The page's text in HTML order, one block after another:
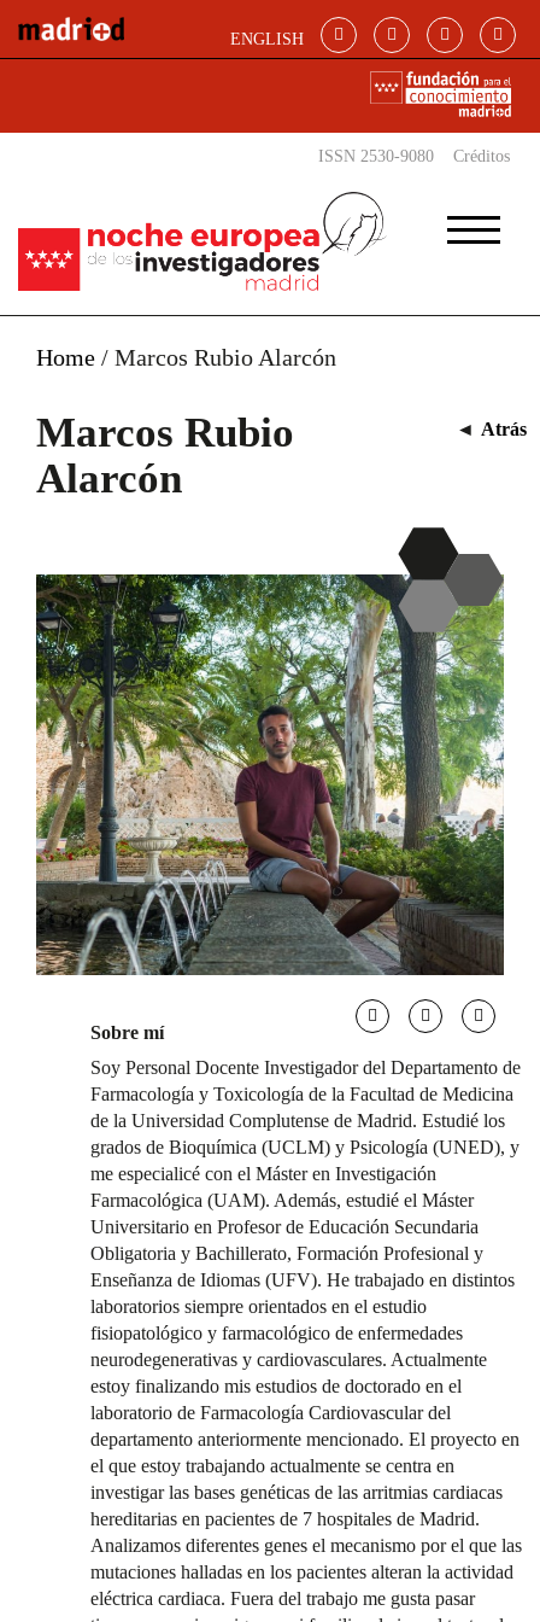
ENGLISH
ISSN 2530-9080 Créditos
Home / Marcos Rubio Alarcón
Marcos Rubio
Alarcón
◄ Atrás
Sobre mí
Soy Personal Docente Investigador del Departamento de
Farmacología y Toxicología de la Facultad de Medicina
de la Universidad Complutense de Madrid. Estudié los
grados de Bioquímica (UCLM) y Psicología (UNED), y
me especialicé con el Máster en Investigación
Farmacológica (UAM). Además, estudié el Máster
Universitario en Profesor de Educación Secundaria
Obligatoria y Bachillerato, Formación Profesional y
Enseñanza de Idiomas (UFV). He trabajado en distintos
laboratorios siempre orientados en el estudio
fisiopatológico y farmacológico de enfermedades
neurodegenerativas y cardiovasculares. Actualmente
estoy finalizando mis estudios de doctorado en el
laboratorio de Farmacología Cardiovascular del
departamento anteriormente mencionado. El proyecto en
el que estoy trabajando actualmente se centra en
investigar las bases genéticas de las arritmias cardiacas
hereditarias en pacientes de 7 hospitales de Madrid.
Analizamos diferentes genes el mecanismo por el que las
mutaciones halladas en los pacientes alteran la actividad
eléctrica cardiaca. Fuera del trabajo me gusta pasar